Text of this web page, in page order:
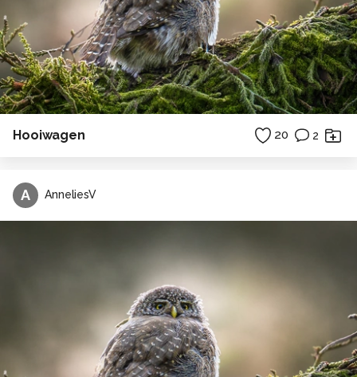
Hooiwagen 20 2
A AnneliesV